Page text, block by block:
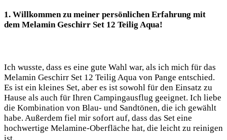
1. Willkommen zu ‍meiner persönlichen​ Erfahrung mit
dem Melamin Geschirr Set 12 Teilig Aqua!
Ich wusste, dass es eine gute Wahl war, als ich⁤ mich für das
Melamin Geschirr Set 12 Teilig Aqua von Pange entschied.
Es ist ein kleines Set, aber es ist‌ sowohl für ‍den Einsatz zu
Hause als auch für Ihren Campingausflug geeignet. Ich liebe
die Kombination von Blau- und Sandtönen, die ich gewählt
habe. Außerdem fiel mir sofort auf, ‍dass das ⁤Set eine⁢
hochwertige Melamine-Oberfläche ‍hat,⁢ die leicht zu reinigen